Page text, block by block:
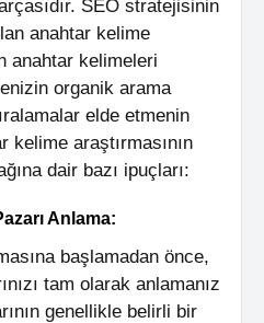
SEO stratejisinin
anahtar kelime
anahtar kelimeleri
organik arama
elde etmenin
kelime araştırmasının
dair bazı ipuçları:
Anlama:
başlamadan önce,
tam olarak anlamanız
genellikle belirli bir